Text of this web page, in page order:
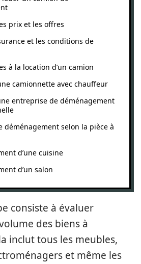
prix et les offres
et les conditions de
à la location d’un camion
camionnette avec chauffeur
entreprise de déménagement
déménagement selon la pièce à
d’une cuisine
d’un salon
consiste à évaluer
des biens à
inclut tous les meubles,
et même les